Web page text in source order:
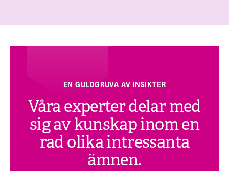
EN GULDGRUVA AV INSIKTER
Våra experter delar med
sig av kunskap inom en
rad olika intressanta
ämnen.